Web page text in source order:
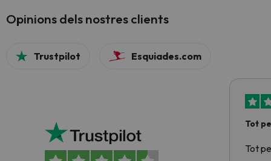
Opinions dels nostres clients
Trustpilot Esquiades.com
Tot
Tot